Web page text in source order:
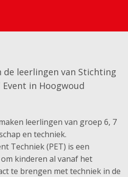
de leerlingen van Stichting
in Hoogwoud
leerlingen van groep 6, 7
en techniek.
Techniek (PET) is een
kinderen al vanaf het
te brengen met techniek in de